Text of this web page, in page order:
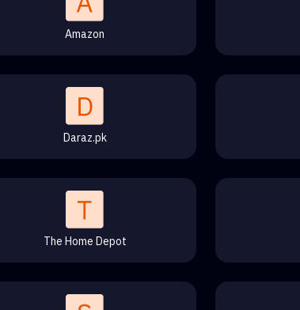
Amazon
Daraz.pk
The Home Depot